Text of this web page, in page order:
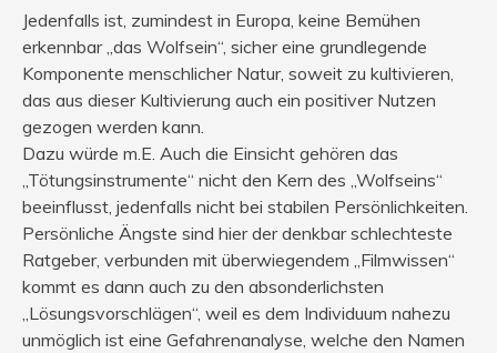
Jedenfalls ist, zumindest in Europa, keine Bemühen
erkennbar „das Wolfsein“, sicher eine grundlegende
Komponente menschlicher Natur, soweit zu kultivieren,
das aus dieser Kultivierung auch ein positiver Nutzen
gezogen werden kann.
Dazu würde m.E. Auch die Einsicht gehören das
„Tötungsinstrumente“ nicht den Kern des „Wolfseins“
beeinflusst, jedenfalls nicht bei stabilen Persönlichkeiten.
Persönliche Ängste sind hier der denkbar schlechteste
Ratgeber, verbunden mit überwiegendem „Filmwissen“
kommt es dann auch zu den absonderlichsten
„Lösungsvorschlägen“, weil es dem Individuum nahezu
unmöglich ist eine Gefahrenanalyse, welche den Namen